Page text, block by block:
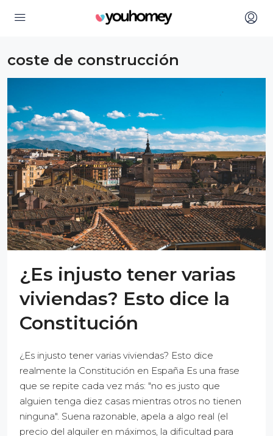
coste de construcción
¿Es injusto tener varias
viviendas? Esto dice la
Constitución
¿Es injusto tener varias viviendas? Esto dice
realmente la Constitución en España Es una frase
que se repite cada vez más: "no es justo que
alguien tenga diez casas mientras otros no tienen
ninguna". Suena razonable, apela a algo real (el
precio del alquiler en máximos, la dificultad para